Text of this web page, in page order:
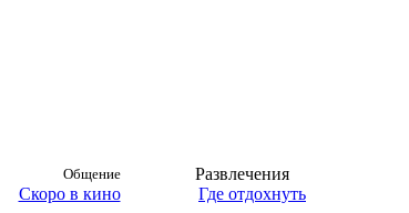
Общение
Развлечения
Скоро в кино Где отдохнуть